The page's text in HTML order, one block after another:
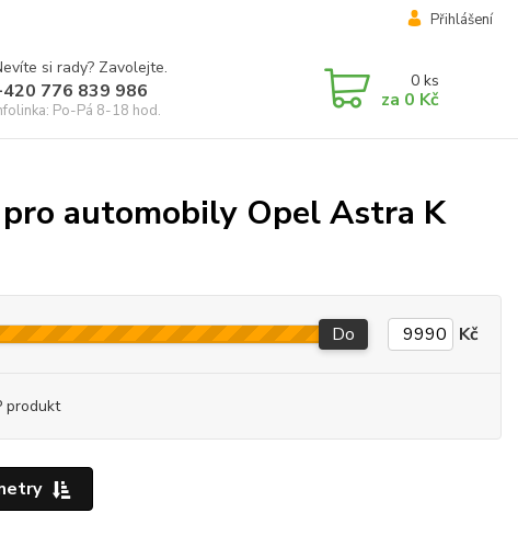
Přihlášení
si rady? Zavolejte.
776 839 986
Po-Pá 8-18 hod.
0 ks
za 0 Kč
automobily Opel Astra K
Do Kč
produkt